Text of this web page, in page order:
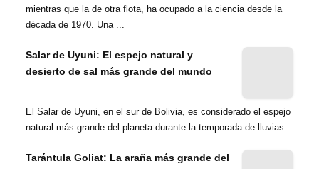
mientras que la de otra flota, ha ocupado a la ciencia desde la
década de 1970. Una ...
Salar de Uyuni: El espejo natural y
desierto de sal más grande del mundo
El Salar de Uyuni, en el sur de Bolivia, es considerado el espejo
natural más grande del planeta durante la temporada de lluvias...
Tarántula Goliat: La araña más grande del